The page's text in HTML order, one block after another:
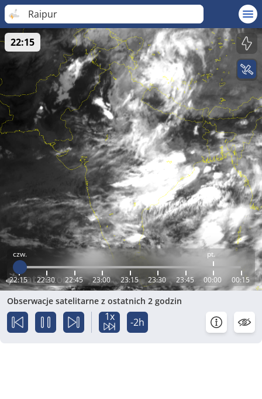
Raipur
czw. pt.
22:15 22:30 22:45 23:00 23:15 23:30 23:45 00:00 00:15
22:15
Obserwacje satelitarne z ostatnich 2 godzin
1x -2h